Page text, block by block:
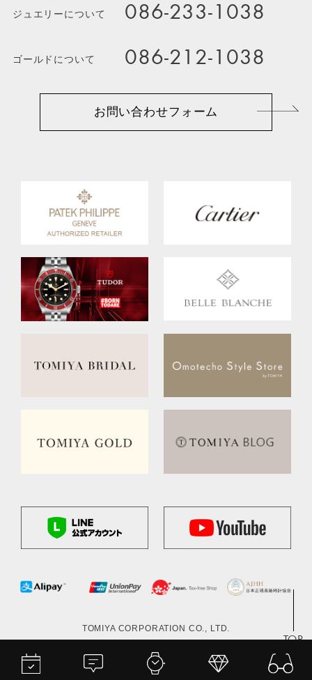
TOP
ジュエリーについて 086-233-1038
ゴールドについて 086-212-1038
お問い合わせフォーム
TOMIYA CORPORATION CO., LTD.